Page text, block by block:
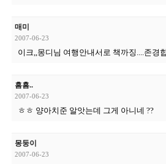
매미
2007-06-23
이크,,몽디님 여행안내서로 책까징....존경
흠흠..
2007-06-23
ㅎㅎ 양아치준 알앗는데 그게 아니네 ??
몽둥이
2007-06-23